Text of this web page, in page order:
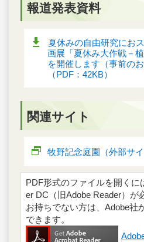
報道発表資料
夏休みの自由研究にお
画展「夏休み大作戦－
を開催します（事前の
（PDF：42KB）
関連サイト
牧野記念庭園（外部サイ
PDF形式のファイルを開くに
er DC（旧Adobe Reader）が
お持ちでない方は、Adobe社
できます。